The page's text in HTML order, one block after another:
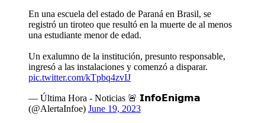
En una escuela del estado de Paraná en Brasil, se
registró un tiroteo que resultó en la muerte de al menos
una estudiante menor de edad.
Un exalumno de la institución, presunto responsable,
ingresó a las instalaciones y comenzó a disparar.
pic.twitter.com/kTpbq4zvIJ
— Última Hora - Noticias 🚨 𝗜𝗻𝗳𝗼𝗘𝗻𝗶𝗴𝗺𝗮
(@AlertaInfoe) June 19, 2023